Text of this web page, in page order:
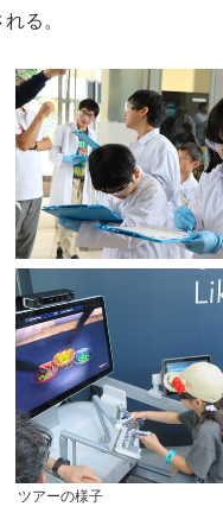
る。
ツアーの様子